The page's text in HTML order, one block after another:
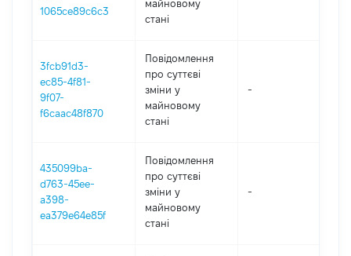
1065ce89c6c3
майновому
стані
3fcb91d3-
ec85-4f81-
9f07-
f6caac48f870
Повідомлення
про суттєві
зміни y
майновому
стані
-
435099ba-
d763-45ee-
a398-
ea379e64e85f
Повідомлення
про суттєві
зміни y
майновому
стані
-